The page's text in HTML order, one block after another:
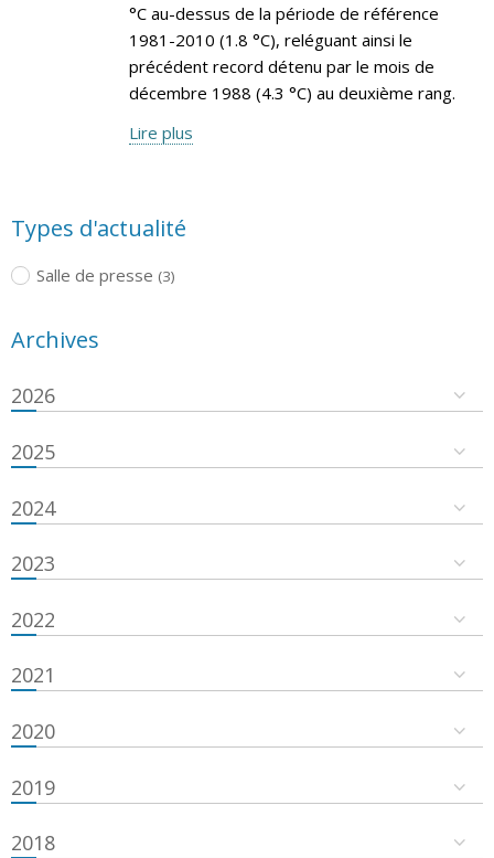
°C au-dessus de la période de référence
1981-2010 (1.8 °C), reléguant ainsi le
précédent record détenu par le mois de
décembre 1988 (4.3 °C) au deuxième rang.
Lire plus
Types d'actualité
Salle de presse (3)
Archives
2026
2025
2024
2023
2022
2021
2020
2019
2018